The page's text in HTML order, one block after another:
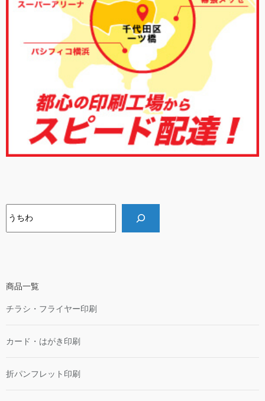
商品一覧
チラシ・フライヤー印刷
カード・はがき印刷
折パンフレット印刷